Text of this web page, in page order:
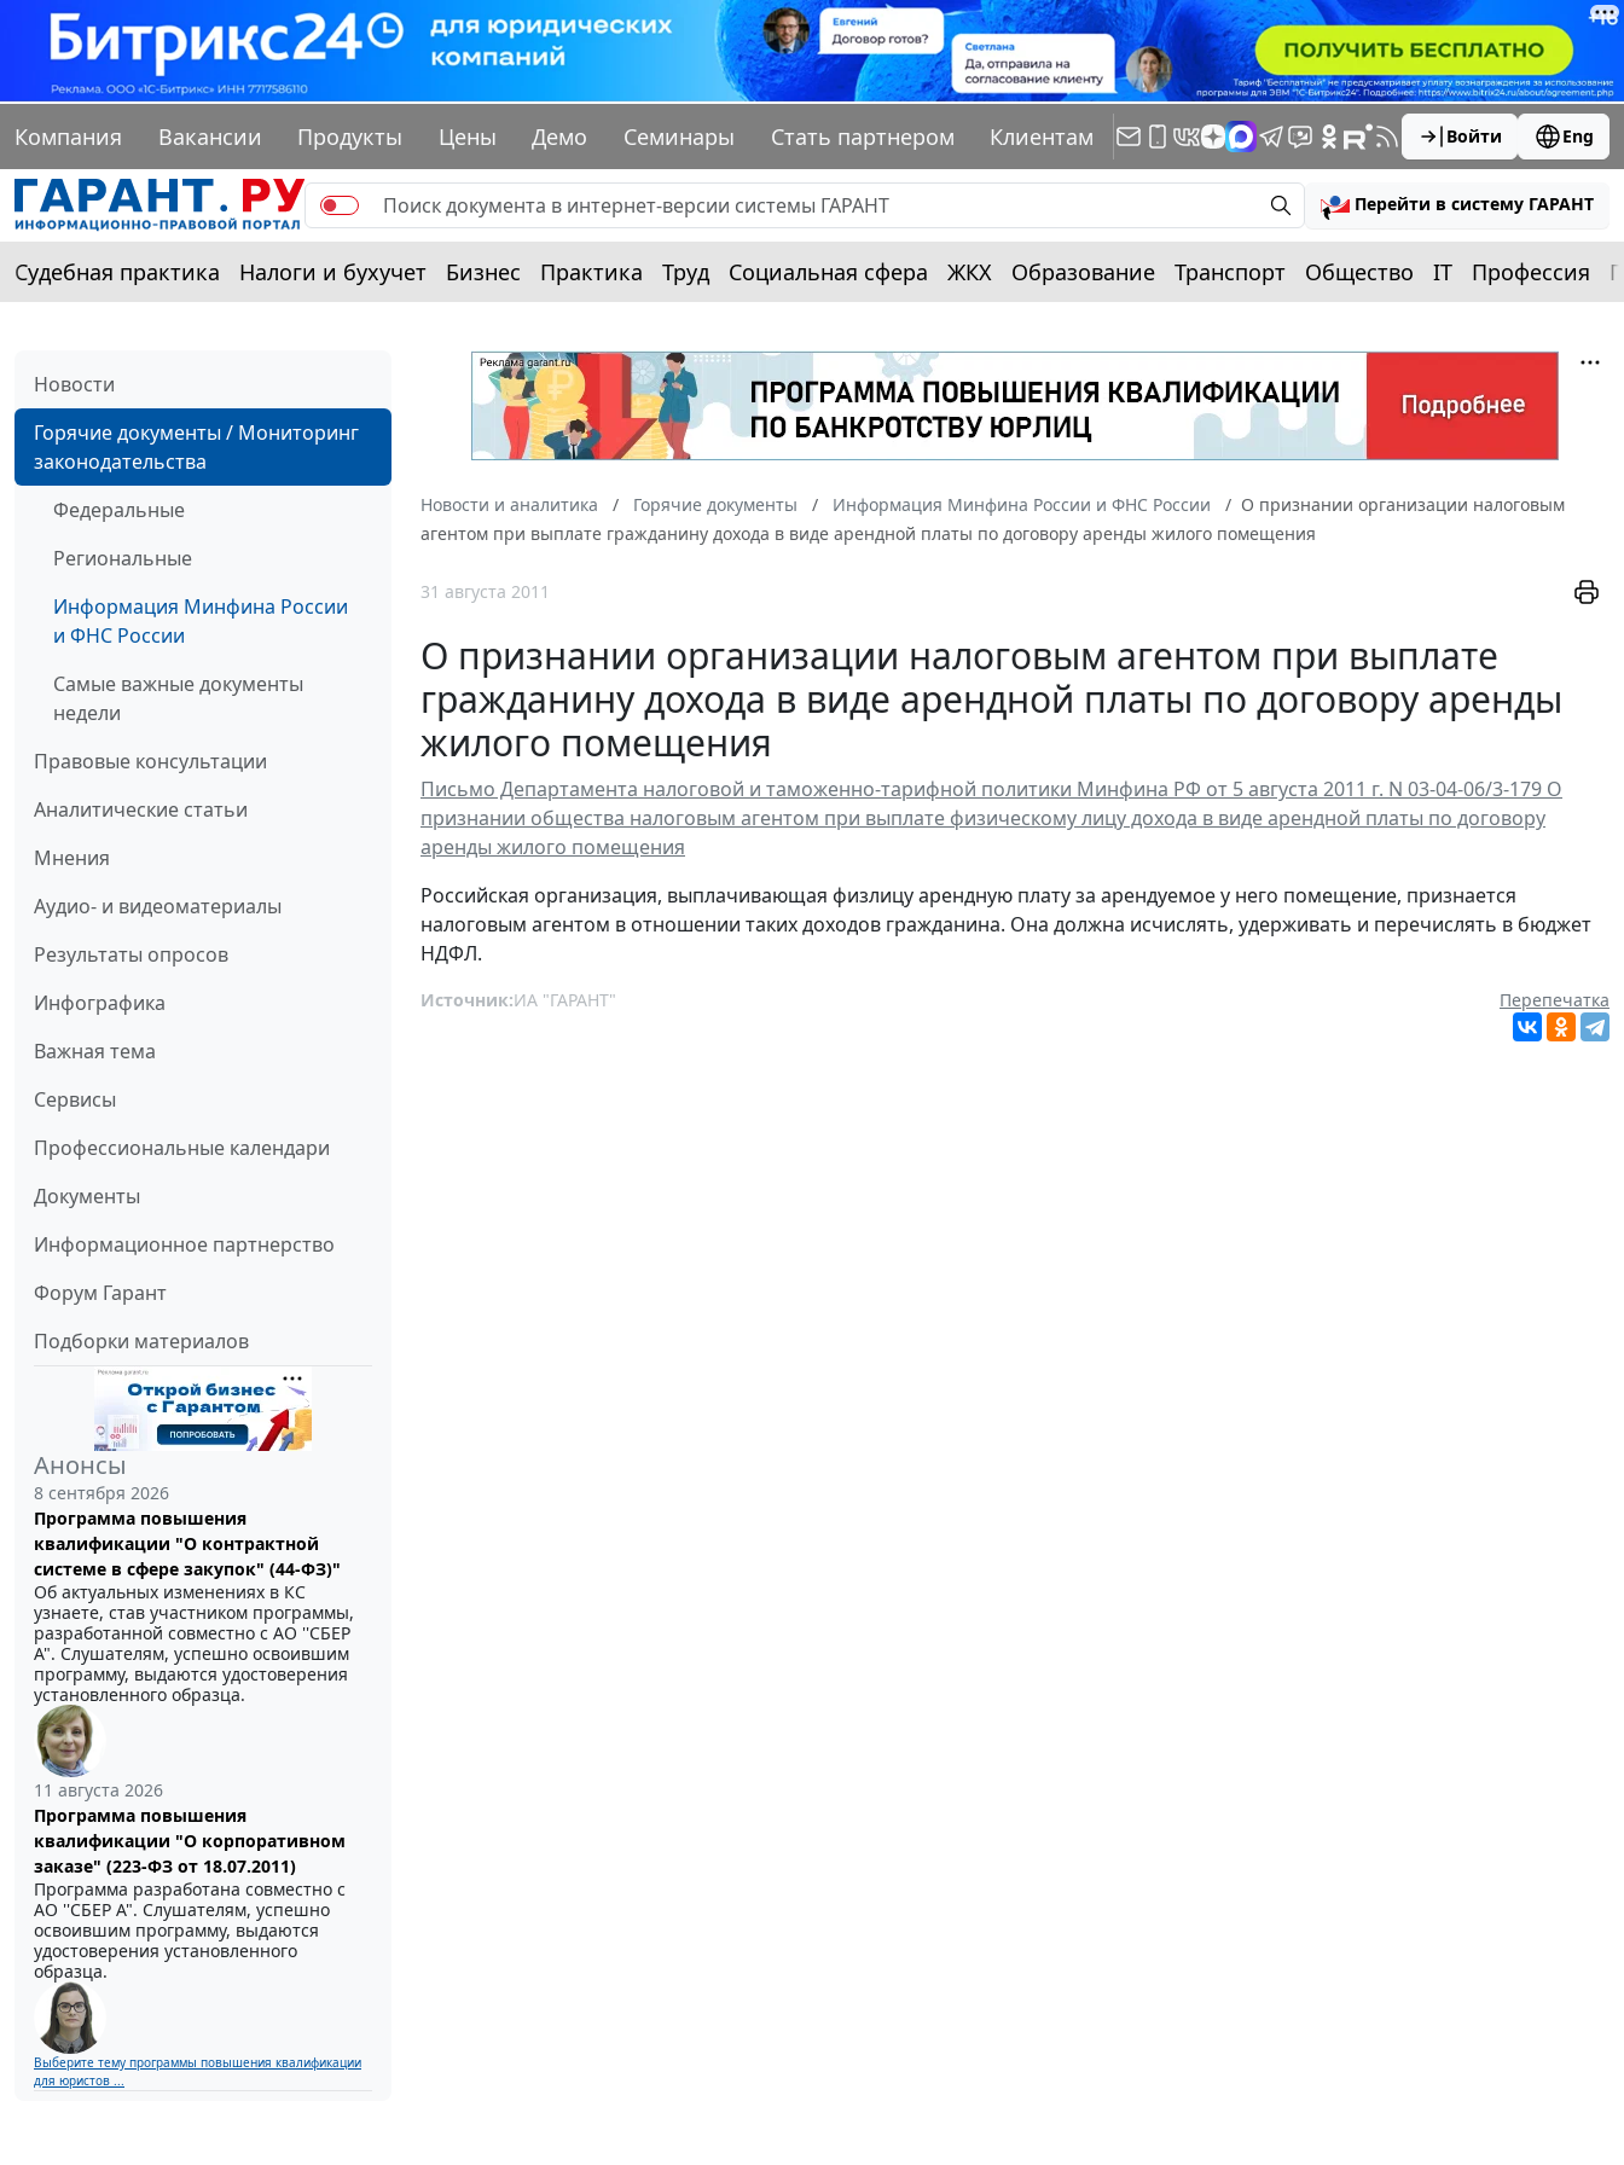
Компания Вакансии Продукты Цены Демо Семинары Стать партнером Клиентам Войти Eng
Перейти в систему ГАРАНТ
Судебная практика Налоги и бухучет Бизнес Практика Труд Социальная сфера ЖКХ Образование Транспорт Общество IT Профессия
Новости
Горячие документы / Мониторинг
законодательства
Федеральные
Региональные
Информация Минфина России
и ФНС России
Самые важные документы
недели
Правовые консультации
Аналитические статьи
Мнения
Аудио- и видеоматериалы
Результаты опросов
Инфографика
Важная тема
Сервисы
Профессиональные календари
Документы
Информационное партнерство
Форум Гарант
Подборки материалов
Анонсы
8 сентября 2026
Программа повышения
квалификации "О контрактной
системе в сфере закупок" (44-ФЗ)"
Об актуальных изменениях в КС
узнаете, став участником программы,
разработанной совместно с АО ''СБЕР
А". Слушателям, успешно освоившим
программу, выдаются удостоверения
установленного образца.
11 августа 2026
Программа повышения
квалификации "О корпоративном
заказе" (223-ФЗ от 18.07.2011)
Программа разработана совместно с
АО ''СБЕР А". Слушателям, успешно
освоившим программу, выдаются
удостоверения установленного
образца.
Выберите тему программы повышения квалификации
для юристов ...
Новости и аналитика Горячие документы Информация Минфина России и ФНС России
О признании организации налоговым
агентом при выплате гражданину дохода в виде арендной платы по договору аренды жилого помещения
31 августа 2011
О признании организации налоговым агентом при выплате
гражданину дохода в виде арендной платы по договору аренды
жилого помещения
Письмо Департамента налоговой и таможенно-тарифной политики Минфина РФ от 5 августа 2011 г. N 03-04-06/3-179 О
признании общества налоговым агентом при выплате физическому лицу дохода в виде арендной платы по договору
аренды жилого помещения
Российская организация, выплачивающая физлицу арендную плату за арендуемое у него помещение, признается
налоговым агентом в отношении таких доходов гражданина. Она должна исчислять, удерживать и перечислять в бюджет
НДФЛ.
Источник:ИА "ГАРАНТ" Перепечатка